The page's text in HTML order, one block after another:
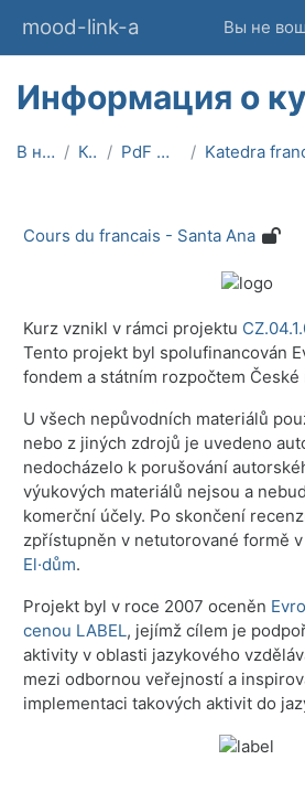
mood-link-a Вы не
Информация о
В начало Курсы PdF MU On-line
Cours du francais - Santa Ana
Kurz vznikl v rámci projektu
Tento projekt byl spolufinancován
fondem a státním rozpočtem České
U všech nepůvodních materiálů
nebo z jiných zdrojů je uvedeno
nedocházelo k porušování
výukových materiálů nejsou a
komerční účely. Po skončení
zpřístupněn v netutorované formě
El·dům.
Projekt byl v roce 2007 oceněn
cenou LABEL, jejímž cílem je
aktivity v oblasti jazykového
mezi odbornou veřejností a
implementaci takových aktivit do